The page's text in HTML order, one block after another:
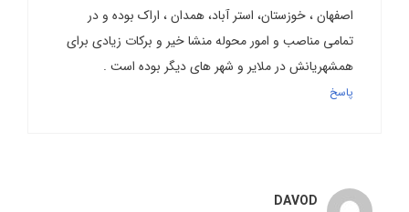
اصفهان ، خوزستان، استر آباد، همدان ، اراک بوده و در
تمامی مناصب و امور محوله منشا خیر و برکات زیادی برای
همشهریانش در ملایر و شهر های دیگر بوده است .
پاسخ
DAVOD